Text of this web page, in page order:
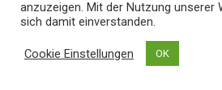
anzuzeigen. Mit der Nutzung unserer
sich damit einverstanden.
Cookie Einstellungen OK